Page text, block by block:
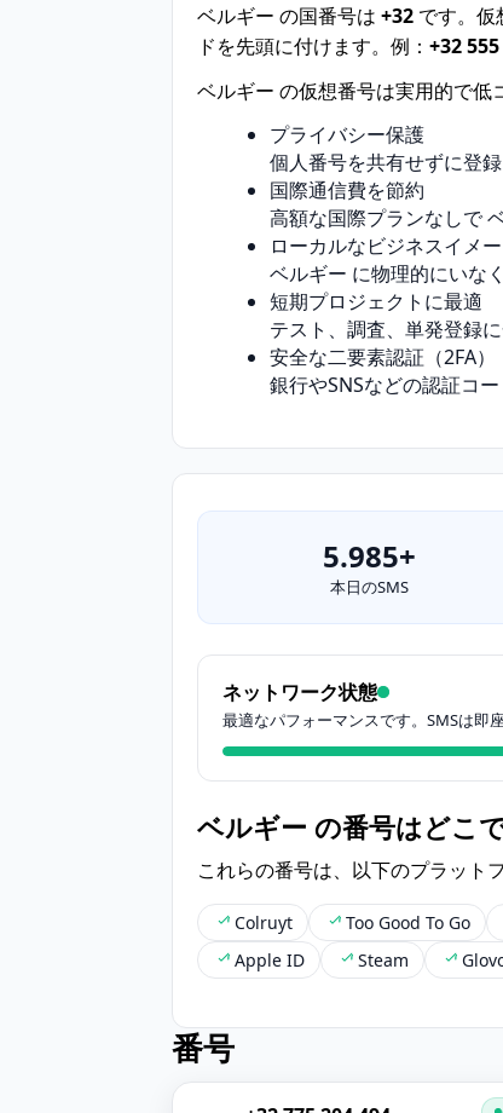
ベルギー の国番号は +32 です。仮
ドを先頭に付けます。例： +32
ベルギー の仮想番号は実用的で低
プライバシー保護
個人番号を共有せずに登
国際通信費を節約
高額な国際プランなしで
ローカルなビジネスイメ
ベルギー に物理的にいな
短期プロジェクトに最適
テスト、調査、単発登録に
安全な二要素認証（2FA）
銀行やSNSなどの認証コー
5.985+
本日のSMS
ネットワーク状態
最適なパフォーマンスです。SMSは即
ベルギー の番号はどこ
これらの番号は、以下のプラット
Colruyt Too Good To Go
Apple ID
Steam
番号